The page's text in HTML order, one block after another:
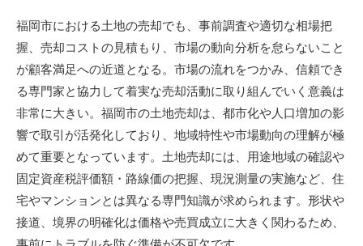
福岡市における土地の売却でも、事前調査や適切な相場把
握、売却コストの見積もり、市場の動向分析を怠らないこと
が顧客満足への近道となる。市場の流れをつかみ、信頼でき
る専門家と協力して着実な売却活動に取り組んでいく意義は
非常に大きい。福岡市の土地売却は、都市化や人口増加の影
響で取引が活発化しており、地域特性や市場動向の理解が極
めて重要となっています。土地売却には、用途地域の確認や
固定資産税評価額・路線価の把握、現況測量の実施など、住
宅やマンションとは異なる専門知識が求められます。形状や
接道、境界の明確化は価格や売買成立に大きく関わるため、